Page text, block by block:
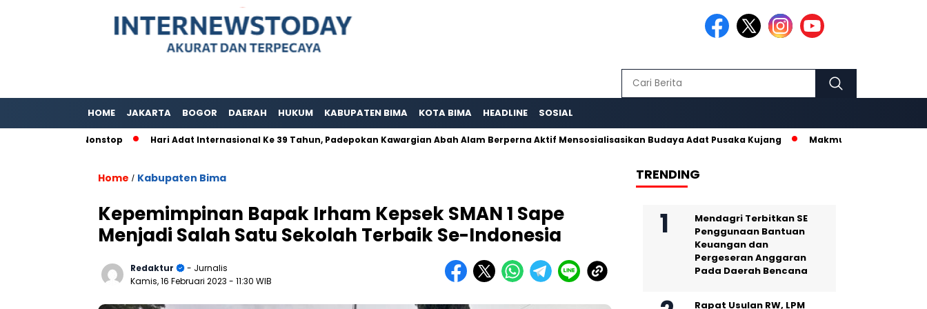
HOME JAKARTA BOGOR DAERAH HUKUM KABUPATEN BIMA KOTA BIMA HEADLINE SOSIAL
Hari Adat Internasional Ke 39 Tahun, Padepokan Kawargian Abah Alam Berperna Aktif Mensosialisasikan Budaya Adat Pusaka Kujang Makmur Hidayat dan Nurhanisda,
Home / Kabupaten Bima
Kepemimpinan Bapak Irham Kepsek SMAN 1 Sape
Menjadi Salah Satu Sekolah Terbaik Se-Indonesia
Redaktur
- Jurnalis
Kamis, 16 Februari 2023 - 11:30 WIB
TRENDING
Mendagri Terbitkan SE
Penggunaan Bantuan
Keuangan dan
Pergeseran Anggaran
Pada Daerah Bencana
Rapat Usulan RW, LPM